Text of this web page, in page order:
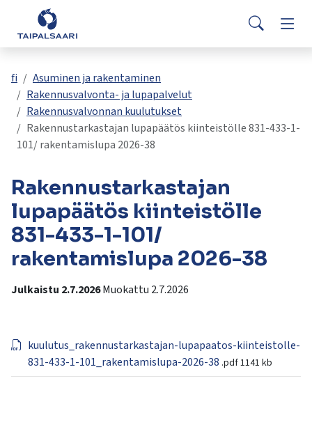
Siirry pääsisältöön
Palaute
Yhteystiedot
Valitse
oleva
tulos
ylös-
ja
alasnuolilla.
valittuun
hakutulokseen
painamalla
enteriä.
Kosketuslaitteiden
käyttäjät
voivat
pyyhkäisyliikkeitä.
Asuminen ja rakentaminen
Opetus ja kasvatus
Hyvinvointi ja terveys
Kunta ja päätöksenteko
Työ ja yrittäminen
fi
Asuminen ja rakentaminen
Rakennusvalvonta- ja lupapalvelut
Rakennusvalvonnan kuulutukset
Rakennustarkastajan lupapäätös kiinteistölle 831-433-1-
101/ rakentamislupa 2026-38
Rakennustarkastajan
lupapäätös kiinteistölle
831-433-1-101/
rakentamislupa 2026-38
Julkaistu 2.7.2026Muokattu 2.7.2026
kuulutus_rakennustarkastajan-lupapaatos-kiinteistolle-
831-433-1-101_rakentamislupa-2026-38 .pdf1141 kb